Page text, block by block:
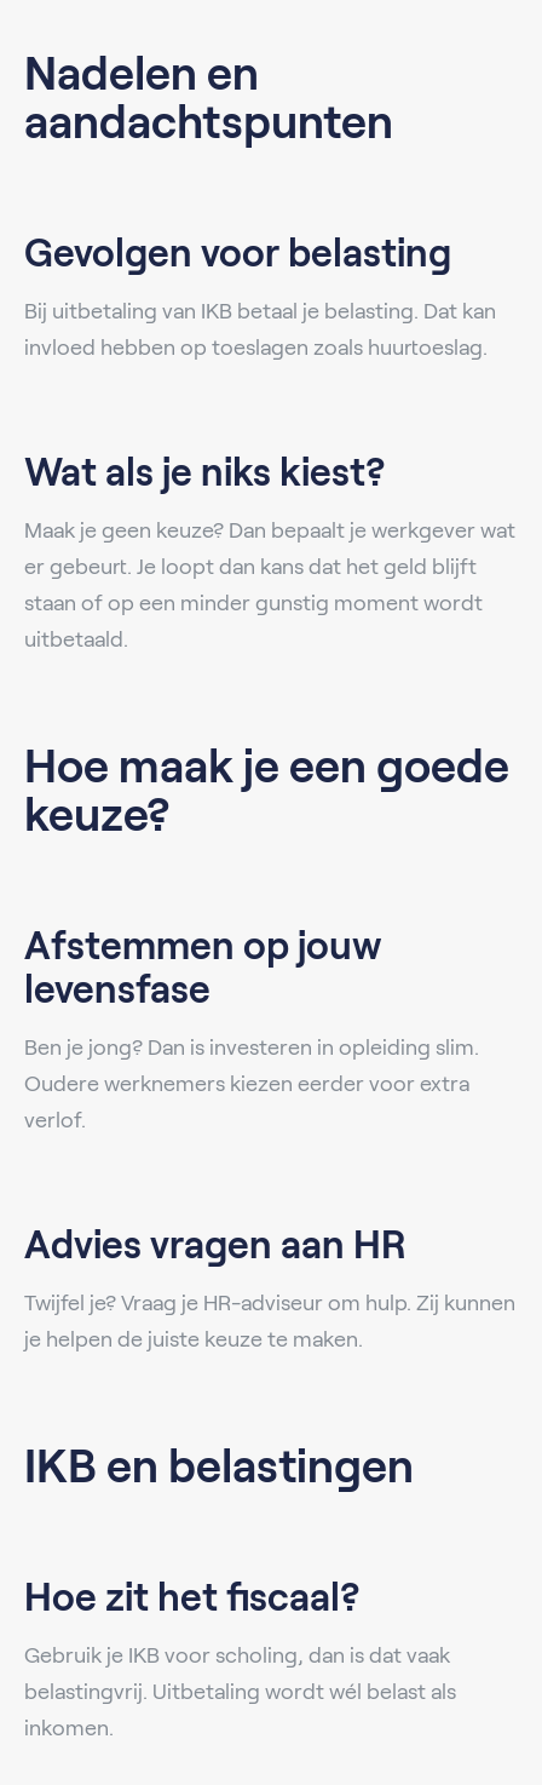
Nadelen en
aandachtspunten
Gevolgen voor belasting
Bij uitbetaling van IKB betaal je belasting. Dat kan
invloed hebben op toeslagen zoals huurtoeslag.
Wat als je niks kiest?
Maak je geen keuze? Dan bepaalt je werkgever wat
er gebeurt. Je loopt dan kans dat het geld blijft
staan of op een minder gunstig moment wordt
uitbetaald.
Hoe maak je een goede
keuze?
Afstemmen op jouw
levensfase
Ben je jong? Dan is investeren in opleiding slim.
Oudere werknemers kiezen eerder voor extra
verlof.
Advies vragen aan HR
Twijfel je? Vraag je HR-adviseur om hulp. Zij kunnen
je helpen de juiste keuze te maken.
IKB en belastingen
Hoe zit het fiscaal?
Gebruik je IKB voor scholing, dan is dat vaak
belastingvrij. Uitbetaling wordt wél belast als
inkomen.